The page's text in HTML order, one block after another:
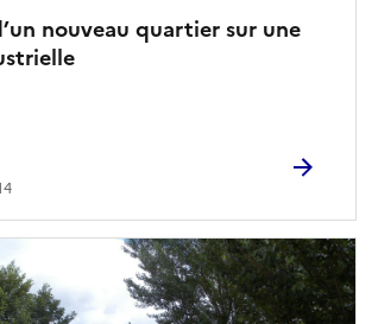
nouveau quartier sur une